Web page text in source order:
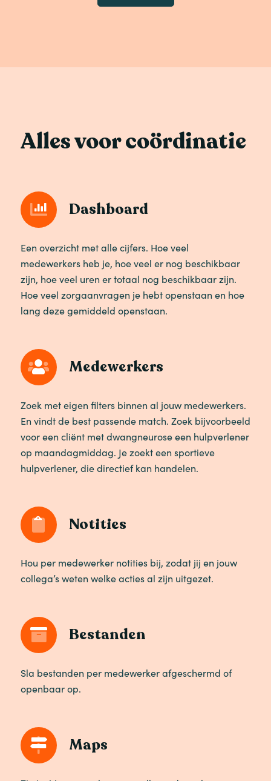
Alles voor coördinatie
Dashboard
Een overzicht met alle cijfers. Hoe veel
medewerkers heb je, hoe veel er nog beschikbaar
zijn, hoe veel uren er totaal nog beschikbaar zijn.
Hoe veel zorgaanvragen je hebt openstaan en hoe
lang deze gemiddeld openstaan.
Medewerkers
Zoek met eigen filters binnen al jouw medewerkers.
En vindt de best passende match. Zoek bijvoorbeeld
voor een cliënt met dwangneurose een hulpverlener
op maandagmiddag. Je zoekt een sportieve
hulpverlener, die directief kan handelen.
Notities
Hou per medewerker notities bij, zodat jij en jouw
collega’s weten welke acties al zijn uitgezet.
Bestanden
Sla bestanden per medewerker afgeschermd of
openbaar op.
Maps